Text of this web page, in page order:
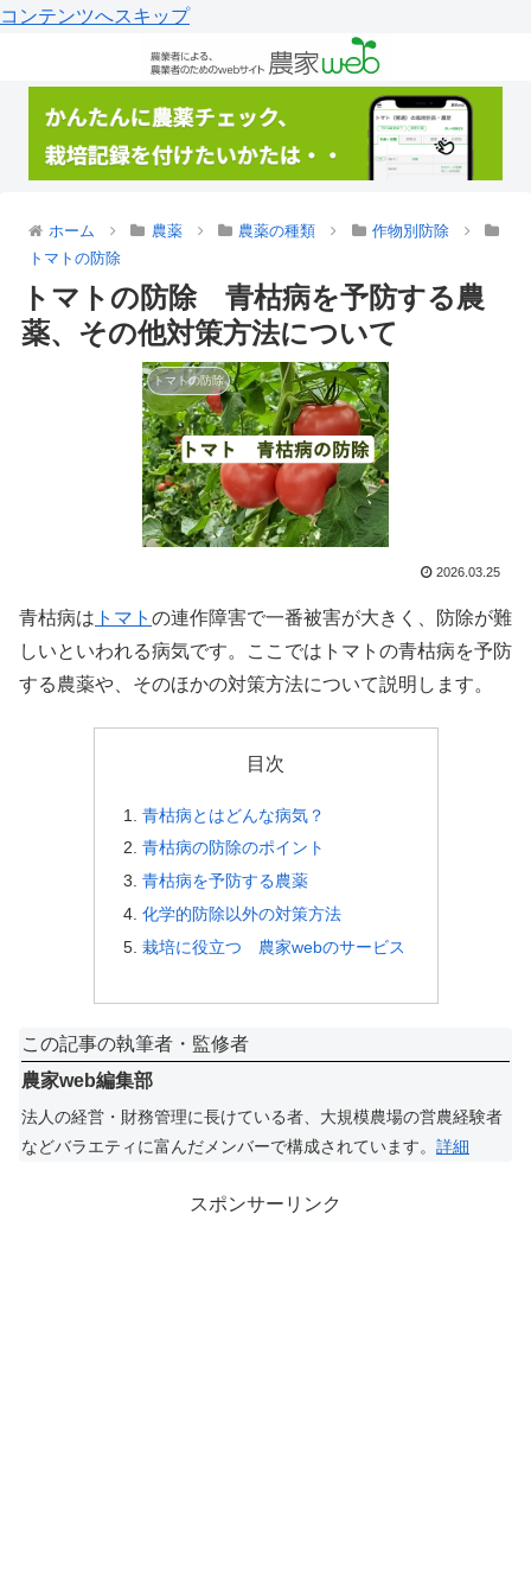
コンテンツへスキップ
ホーム 農薬 農薬の種類
作物別防除
トマトの防除
トマトの防除 青枯病を予防する農
薬、その他対策方法について
トマトの防除
2026.03.25
青枯病は トマト の連作障害で一番被害が大きく、防除が難
しいといわれる病気です。ここではトマトの青枯病を予防
する農薬や、そのほかの対策方法について説明します。
目次
青枯病とはどんな病気？
青枯病の防除のポイント
青枯病を予防する農薬
化学的防除以外の対策方法
栽培に役立つ 農家webのサービス
この記事の執筆者・監修者
農家web編集部
法人の経営・財務管理に長けている者、大規模農場の営農経験者
などバラエティに富んだメンバーで構成されています。 詳細
スポンサーリンク